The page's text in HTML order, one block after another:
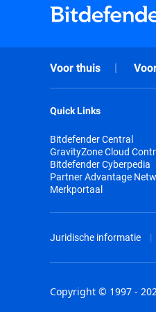
Voor thuis
Quick Links
Bitdefender Central
GravityZone Cloud
Bitdefender Cyberpedia
Partner Advantage
Merkportaal
Juridische informatie
Copyright © 1997 -